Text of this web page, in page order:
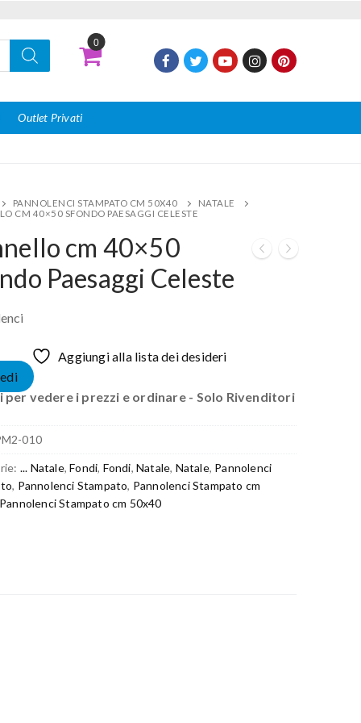
0
Outlet Privati
PANNOLENCI STAMPATO CM 50X40
NATALE
CM 40×50 SFONDO PAESAGGI CELESTE
cm 40×50
Paesaggi Celeste
Aggiungi alla lista dei desideri
per vedere i prezzi e ordinare - Solo Rivenditori
010
... Natale,Fondi, Fondi, Natale, Natale, Pannolenci
, Pannolenci Stampato, Pannolenci Stampato cm
Pannolenci Stampato cm 50x40